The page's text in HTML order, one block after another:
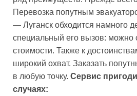
Перевозка попутным
— Луганск обходится намного
специальный его вызов: можно
стоимости. Также к
широкий охват. Заказать
в любую точку. Сервис
случаях: